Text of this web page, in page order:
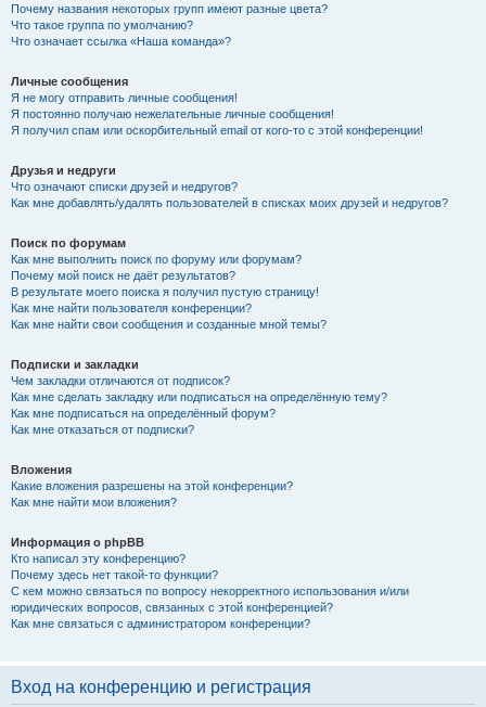
Почему названия некоторых групп имеют разные цвета?
Что такое группа по умолчанию?
Что означает ссылка «Наша команда»?
Личные сообщения
Я не могу отправить личные сообщения!
Я постоянно получаю нежелательные личные сообщения!
Я получил спам или оскорбительный email от кого-то с этой конференции!
Друзья и недруги
Что означают списки друзей и недругов?
Как мне добавлять/удалять пользователей в списках моих друзей и недругов?
Поиск по форумам
Как мне выполнить поиск по форуму или форумам?
Почему мой поиск не даёт результатов?
В результате моего поиска я получил пустую страницу!
Как мне найти пользователя конференции?
Как мне найти свои сообщения и созданные мной темы?
Подписки и закладки
Чем закладки отличаются от подписок?
Как мне сделать закладку или подписаться на определённую тему?
Как мне подписаться на определённый форум?
Как мне отказаться от подписки?
Вложения
Какие вложения разрешены на этой конференции?
Как мне найти мои вложения?
Информация о phpBB
Кто написал эту конференцию?
Почему здесь нет такой-то функции?
С кем можно связаться по вопросу некорректного использования и/или
юридических вопросов, связанных с этой конференцией?
Как мне связаться с администратором конференции?
Вход на конференцию и регистрация